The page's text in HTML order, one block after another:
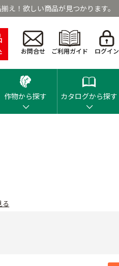
え！欲しい商品が見つかります。
お問合せ ご利用ガイド ログイン
作物から探す カタログから探す
る